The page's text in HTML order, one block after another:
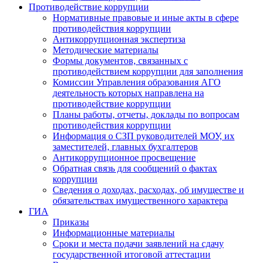
Противодействие коррупции
Нормативные правовые и иные акты в сфере
противодействия коррупции
Антикоррупционная экспертиза
Методические материалы
Формы документов, связанных с
противодействием коррупции для заполнения
Комиссии Управления образования АГО
деятельность которых направлена на
противодействие коррупции
Планы работы, отчеты, доклады по вопросам
противодействия коррупции
Информация о СЗП руководителей МОУ, их
заместителей, главных бухгалтеров
Антикоррупционное просвещение
Обратная связь для сообщений о фактах
коррупции
Сведения о доходах, расходах, об имуществе и
обязательствах имущественного характера
ГИА
Приказы
Информационные материалы
Сроки и места подачи заявлений на сдачу
государственной итоговой аттестации